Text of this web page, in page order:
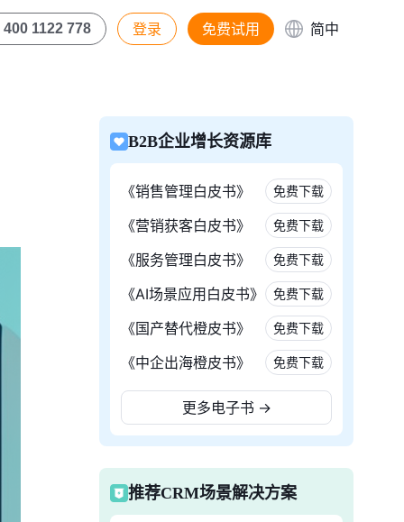
400 1122 778 登录 免费试用 简中
B2B企业增长资源库
《销售管理白皮书》 免费下载
《营销获客白皮书》 免费下载
《服务管理白皮书》 免费下载
《AI场景应用白皮书》 免费下载
《国产替代橙皮书》 免费下载
《中企出海橙皮书》 免费下载
更多电子书 →
推荐CRM场景解决方案